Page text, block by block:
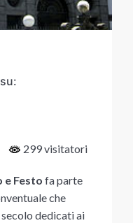
299 visitatori
e Festo fa parte
che
dedicati ai